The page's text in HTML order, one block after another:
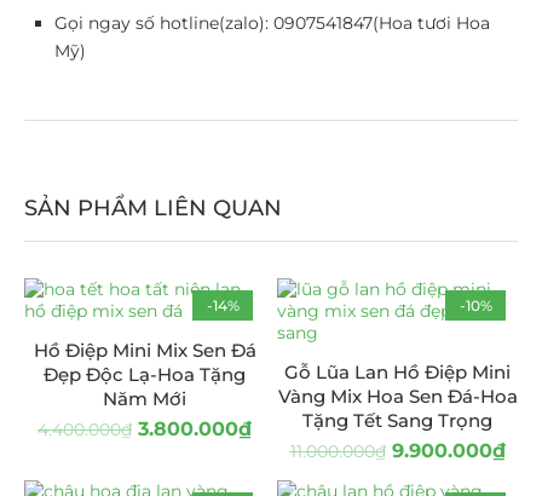
Gọi ngay số hotline(zalo): 0907541847(Hoa tươi Hoa
Mỹ)
SẢN PHẨM LIÊN QUAN
-14%
Hồ Điệp Mini Mix Sen Đá
Đẹp Độc Lạ-Hoa Tặng
Năm Mới
4.400.000₫ 3.800.000₫
-10%
Gỗ Lũa Lan Hồ Điệp Mini
Vàng Mix Hoa Sen Đá-Hoa
Tặng Tết Sang Trọng
11.000.000₫ 9.900.000₫